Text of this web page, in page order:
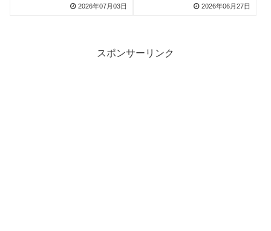
2026年07月03日 2026年06月27日
スポンサーリンク